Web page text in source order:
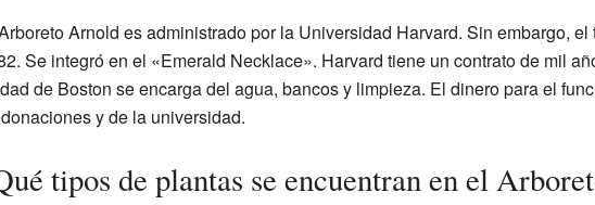
Arnold es administrado por la Universidad Harvard. Sin embargo,
Se integró en el «Emerald Necklace». Harvard tiene un contrato de mil
de Boston se encarga del agua, bancos y limpieza. El dinero para el
y de la universidad.
tipos de plantas se encuentran en el